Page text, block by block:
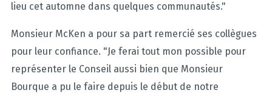
lieu cet automne dans quelques communautés."
Monsieur McKen a pour sa part remercié ses collègues
pour leur confiance. "Je ferai tout mon possible pour
représenter le Conseil aussi bien que Monsieur
Bourque a pu le faire depuis le début de notre